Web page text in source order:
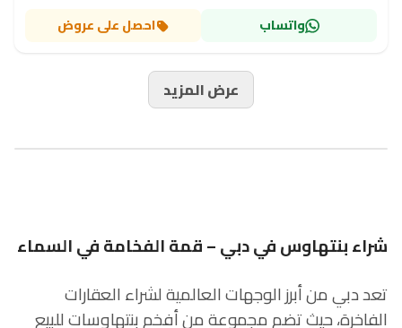
واتساب احصل على عروض
عرض المزيد
شراء بنتهاوس في دبي – قمة الفخامة في السماء
تعد دبي من أبرز الوجهات العالمية لشراء العقارات
الفاخرة، حيث تضم مجموعة من أفخم بنتهاوسات للبيع